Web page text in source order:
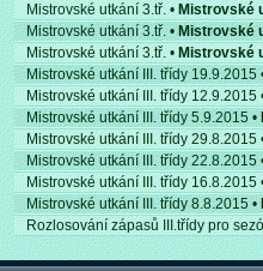
Mistrovské utkání 3.tř. • Mistrovské
Mistrovské utkání 3.tř. •Mistrovské
Mistrovské utkání 3.tř. • Mistrovské
Mistrovské utkání III. třídy 19.9.2015
Mistrovské utkání III. třídy 12.9.2015
Mistrovské utkání III. třídy 5.9.2015 •
Mistrovské utkání III. třídy 29.8.2015
Mistrovské utkání III. třídy 22.8.2015
Mistrovské utkání III. třídy 16.8.2015
Mistrovské utkání III. třídy 8.8.2015 •
Rozlosování zápasů III.třídy pro